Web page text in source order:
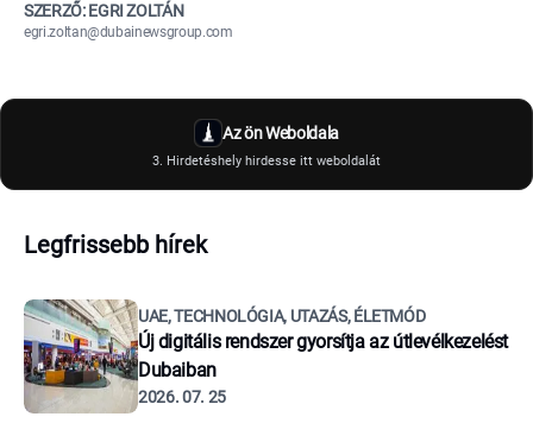
SZERZŐ: EGRI ZOLTÁN
egri.zoltan@dubainewsgroup.com
Az ön Weboldala
3. Hirdetéshely hirdesse itt weboldalát
Legfrissebb hírek
UAE, TECHNOLÓGIA, UTAZÁS, ÉLETMÓD
Új digitális rendszer gyorsítja az útlevélkezelést
Dubaiban
2026. 07. 25